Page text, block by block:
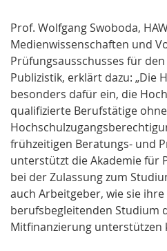
Prof. Wolfgang Swoboda,
Medienwissenschaften und
Prüfungsausschusses für
Publizistik, erklärt dazu: „Die
besonders dafür ein, die
qualifizierte Berufstätige ohne
frühzeitigen Beratungs- und
unterstützt die Akademie für
bei der Zulassung zum
auch Arbeitgeber, wie sie
berufsbegleitenden Studium
Mitfinanzierung unterstützen